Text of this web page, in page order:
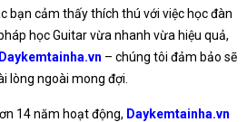
bạn cảm thấy thích thú với việc học đàn
học Guitar vừa nhanh vừa hiệu quả,
Daykemtainha.vn – chúng tôi đảm bảo sẽ
lòng ngoài mong đợi.
14 năm hoạt động, Daykemtainha.vn